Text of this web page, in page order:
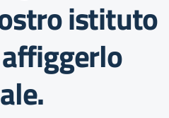
istituto